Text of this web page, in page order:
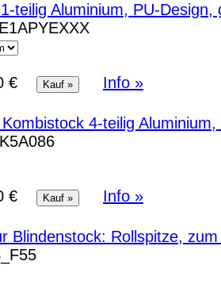
teilig Aluminium, PU-
€ Info »
4-teilig
€ Info »
Blindenstock: Rollspitze,